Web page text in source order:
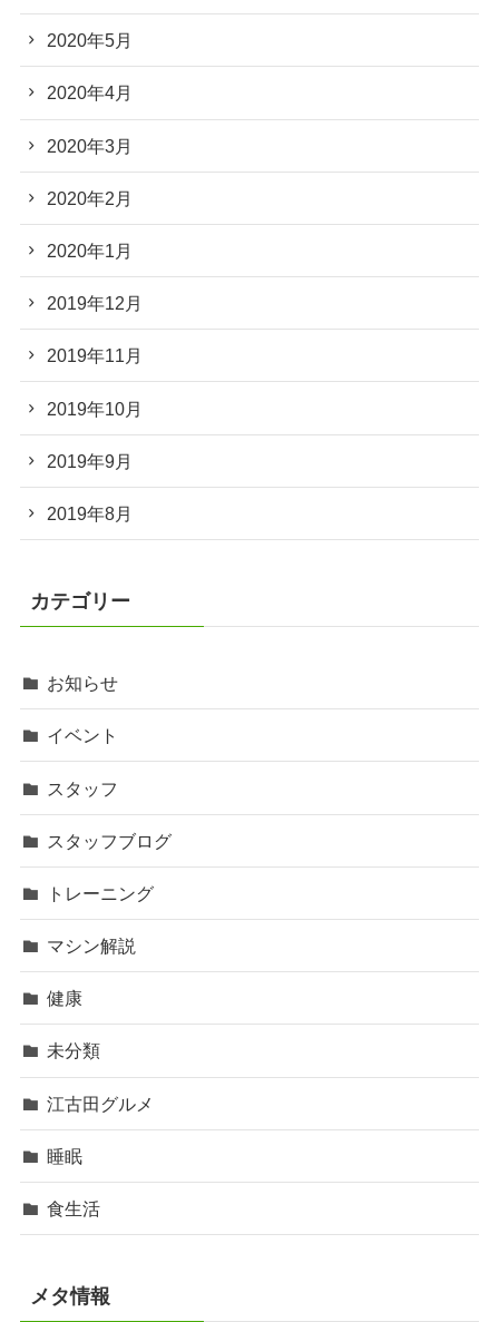
2020年5月
2020年4月
2020年3月
2020年2月
2020年1月
2019年12月
2019年11月
2019年10月
2019年9月
2019年8月
カテゴリー
お知らせ
イベント
スタッフ
スタッフブログ
トレーニング
マシン解説
健康
未分類
江古田グルメ
睡眠
食生活
メタ情報